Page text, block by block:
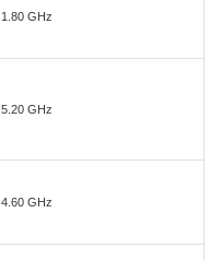
1.80 GHz
5.20 GHz
4.60 GHz